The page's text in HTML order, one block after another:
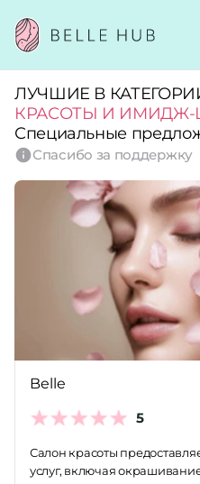
Город:
Категории:
Стоимость услуг:
ЛУЧШИЕ В
КРАСОТЫ И ИМИДЖ-
Специальные
Спасибо за поддержку
Belle
5
Салон красоты
услуг, включая